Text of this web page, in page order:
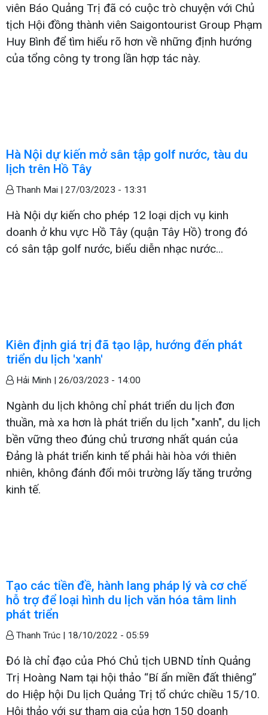
viên Báo Quảng Trị đã có cuộc trò chuyện với Chủ
tịch Hội đồng thành viên Saigontourist Group Phạm
Huy Bình để tìm hiểu rõ hơn về những định hướng
của tổng công ty trong lần hợp tác này.
Hà Nội dự kiến mở sân tập golf nước, tàu du
lịch trên Hồ Tây
Thanh Mai | 27/03/2023 - 13:31
Hà Nội dự kiến cho phép 12 loại dịch vụ kinh
doanh ở khu vực Hồ Tây (quận Tây Hồ) trong đó
có sân tập golf nước, biểu diễn nhạc nước...
Kiên định giá trị đã tạo lập, hướng đến phát
triển du lịch 'xanh'
Hải Minh | 26/03/2023 - 14:00
Ngành du lịch không chỉ phát triển du lịch đơn
thuần, mà xa hơn là phát triển du lịch "xanh", du lịch
bền vững theo đúng chủ trương nhất quán của
Đảng là phát triển kinh tế phải hài hòa với thiên
nhiên, không đánh đổi môi trường lấy tăng trưởng
kinh tế.
Tạo các tiền đề, hành lang pháp lý và cơ chế
hỗ trợ để loại hình du lịch văn hóa tâm linh
phát triển
Thanh Trúc | 18/10/2022 - 05:59
Đó là chỉ đạo của Phó Chủ tịch UBND tỉnh Quảng
Trị Hoàng Nam tại hội thảo “Bí ẩn miền đất thiêng”
do Hiệp hội Du lịch Quảng Trị tổ chức chiều 15/10.
Hội thảo với sự tham gia của hơn 150 doanh